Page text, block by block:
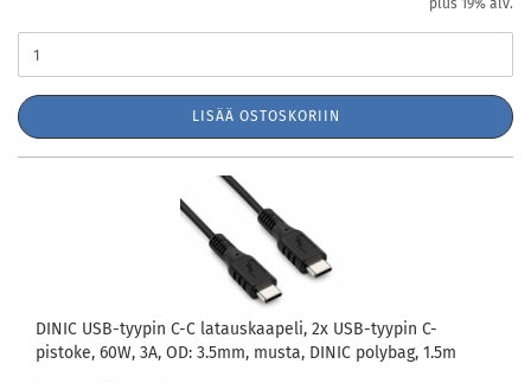
plus 19% alv.
LISÄÄ OSTOSKORIIN
DINIC USB-tyypin C-C latauskaapeli, 2x USB-tyypin C-
pistoke, 60W, 3A, OD: 3.5mm, musta, DINIC polybag, 1.5m